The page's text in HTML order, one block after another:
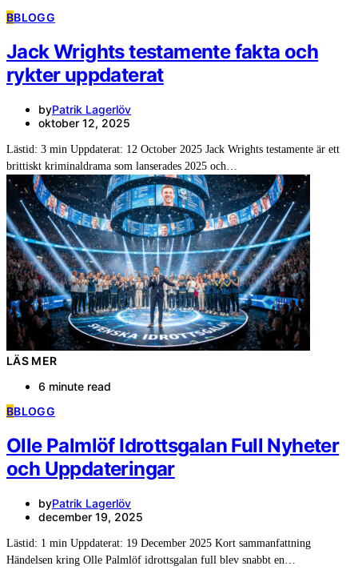
BBLOGG
Jack Wrights testamente fakta och
rykter uppdaterat
byPatrik Lagerlöv
oktober 12, 2025
Lästid: 3 min Uppdaterat: 12 October 2025 Jack Wrights testamente är ett
brittiskt kriminaldrama som lanserades 2025 och…
LÄS MER
6 minute read
BBLOGG
Olle Palmlöf Idrottsgalan Full Nyheter
och Uppdateringar
byPatrik Lagerlöv
december 19, 2025
Lästid: 1 min Uppdaterat: 19 December 2025 Kort sammanfattning
Händelsen kring Olle Palmlöf idrottsgalan full blev snabbt en…